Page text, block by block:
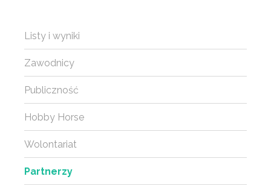
Listy i wyniki
Zawodnicy
Publiczność
Hobby Horse
Wolontariat
Partnerzy